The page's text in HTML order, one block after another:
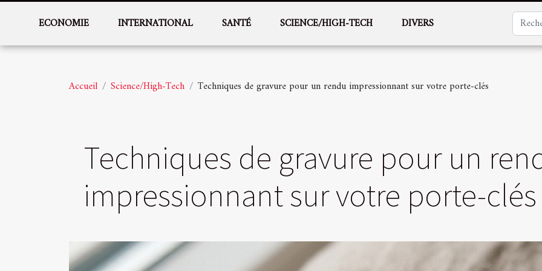
ECONOMIE INTERNATIONAL SANTÉ SCIENCE/HIGH-TECH DIVERS
Accueil Science/High-Tech Techniques de gravure pour un rendu impressionnant sur votre porte-clés
Techniques de gravure pour un
impressionnant sur votre porte-clés